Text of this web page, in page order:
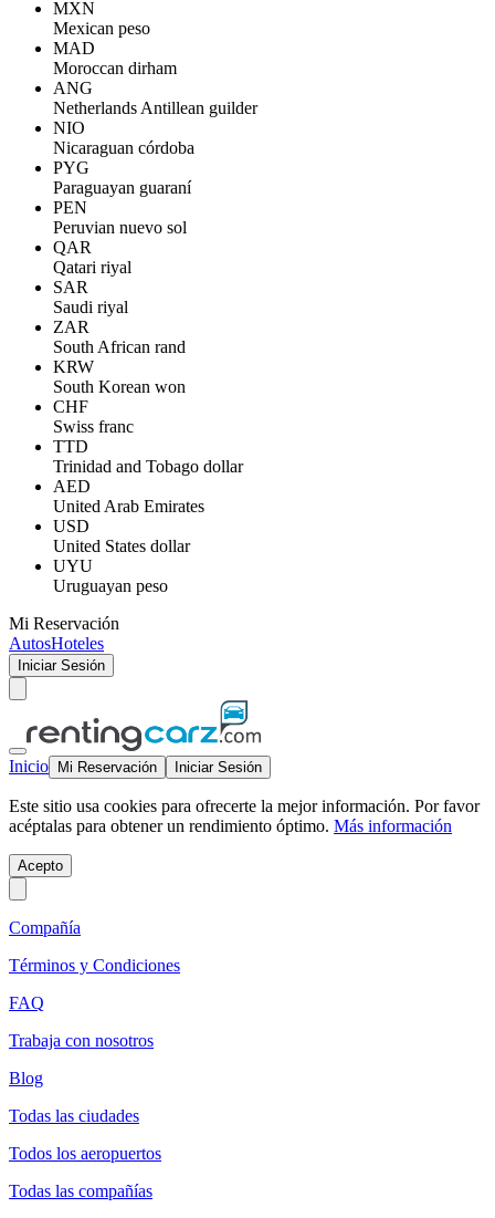
MXN
Mexican peso
MAD
Moroccan dirham
ANG
Netherlands Antillean guilder
NIO
Nicaraguan córdoba
PYG
Paraguayan guaraní
PEN
Peruvian nuevo sol
QAR
Qatari riyal
SAR
Saudi riyal
ZAR
South African rand
KRW
South Korean won
CHF
Swiss franc
TTD
Trinidad and Tobago dollar
AED
United Arab Emirates
USD
United States dollar
UYU
Uruguayan peso
Mi Reservación
AutosHoteles
Iniciar Sesión
Inicio Mi Reservación Iniciar Sesión
Este sitio usa cookies para ofrecerte la mejor información. Por favor
acéptalas para obtener un rendimiento óptimo. Más información
Acepto
Compañía
Términos y Condiciones
FAQ
Trabaja con nosotros
Blog
Todas las ciudades
Todos los aeropuertos
Todas las compañías